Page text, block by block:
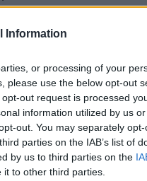
Information
or processing of your
please use the below opt-out
out request is processed
information utilized by us
out. You may separately
parties on the IAB’s list of
by us to third parties on the
to other third parties.
εκατ. homes
από τις οποίες έχει
κάλυψη να
και τα 2,4 εκατ.
φορά μια υποδομή